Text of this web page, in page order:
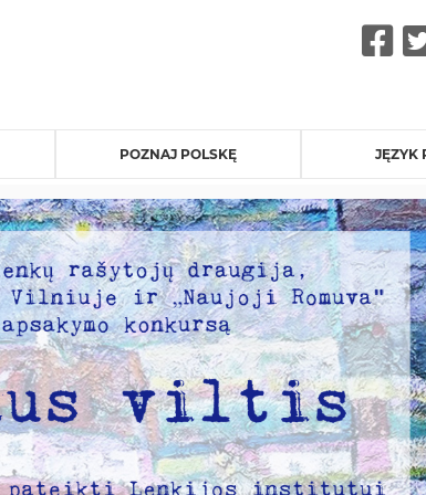
POZNAJ POLSKĘ JĘZYK